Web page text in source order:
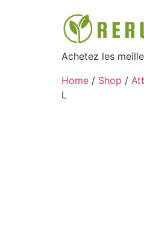
Achetez les
Home / Shop /
L